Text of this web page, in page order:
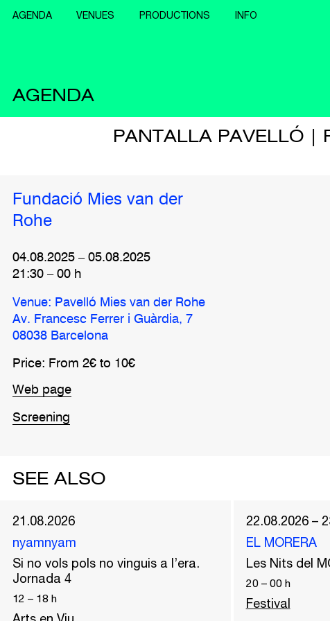
AGENDA VENUES PRODUCTIONS INFO
AGENDA
PANTALLA PAVELLÓ |
Fundació Mies van der
Rohe
04.08.2025– 05.08.2025
21:30– 00h
Venue: Pavelló Mies van der Rohe
Av. Francesc Ferrer i Guàrdia, 7
08038 Barcelona
Price: From 2€ to 10€
Web page
Screening
SEE ALSO
21.08.2026
nyamnyam
Si no vols pols no vinguis a l’era.
Jornada 4
12 – 18 h
22.08.2026 –
EL MORERA
Les Nits del
20– 00h
Festival